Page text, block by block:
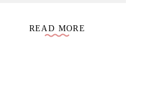
READ MORE